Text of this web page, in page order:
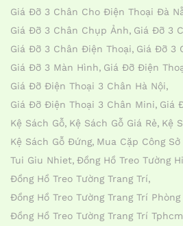
Giá Đỡ 3 Chân Cho Điện Thoại Đà
Giá Đỡ 3 Chân Chụp Ảnh Giá Đỡ 3
Giá Đỡ 3 Chân Điện Thoại Giá Đỡ 3
Giá Đỡ 3 Màn Hình Giá Đỡ Điện
Giá Đỡ Điện Thoại 3 Chân Hà Nội
Giá Đỡ Điện Thoại 3 Chân Mini Giá
Kệ Sách Gỗ Kệ Sách Gỗ Giá Rẻ Kệ
Kệ Sách Gỗ Đứng Mua Cặp Công Sở
Tui Giu Nhiet Đồng Hồ Treo Tường
Đồng Hồ Treo Tường Trang Trí
Đồng Hồ Treo Tường Trang Trí
Đồng Hồ Treo Tường Trang Trí Tphcm